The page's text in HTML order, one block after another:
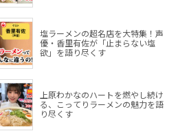
塩ラーメンの超名店を大特集！声
優・香里有佐が「止まらない塩
欲」を語り尽くす
上原わかなのハートを燃やし続け
る、こってりラーメンの魅力を語
り尽くす